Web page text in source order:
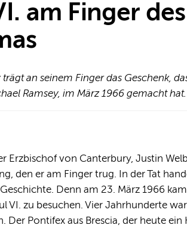
am Finger des
an seinem Finger das Geschenk,
Ramsey, im März 1966 gemacht hat.
Erzbischof von Canterbury, Justin
den er am Finger trug. In der Tat
Denn am 23. März 1966
VI. zu besuchen. Vier Jahrhunderte
Pontifex aus Brescia, der heute ein